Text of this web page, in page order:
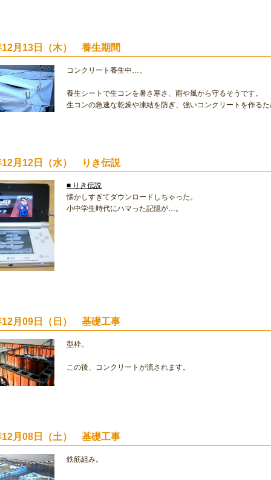
12月13日（木） 養生期間
コンクリート養生中…。
養生シートで生コンを暑さ寒さ、雨や風から守るそうです。
生コンの急速な乾燥や凍結を防ぎ、強いコンクリートを作る
12月12日（水） りき伝説
■ りき伝説
懐かしすぎてダウンロードしちゃった。
小中学生時代にハマった記憶が…。
12月09日（日） 基礎工事
型枠。
この後、コンクリートが流されます。
12月08日（土） 基礎工事
鉄筋組み。